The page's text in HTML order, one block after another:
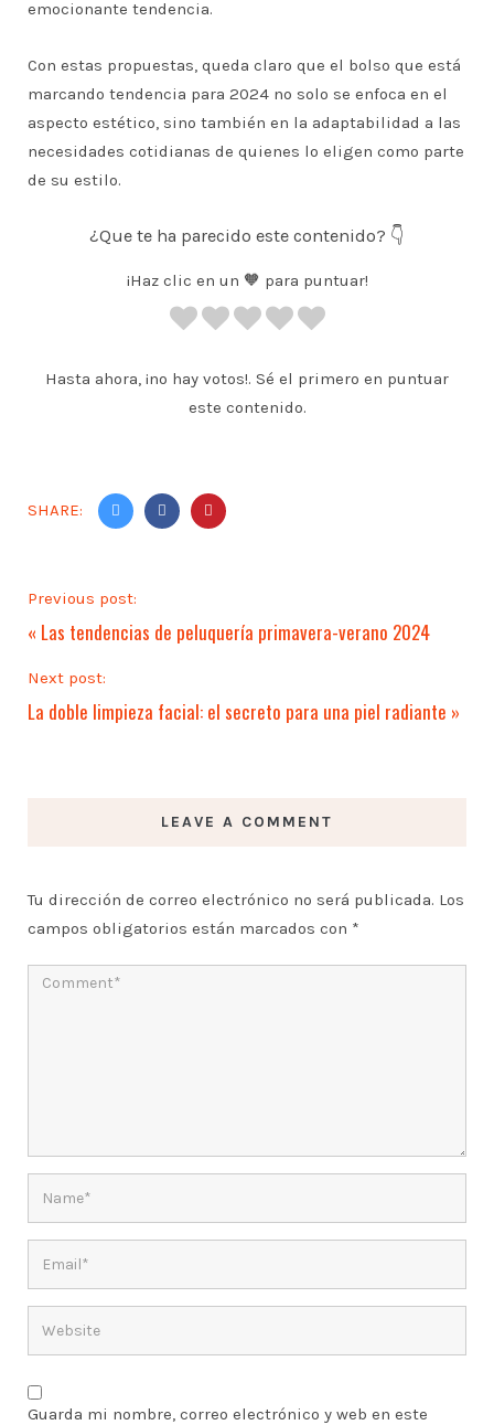
emocionante tendencia.
Con estas propuestas, queda claro que el bolso que está
marcando tendencia para 2024 no solo se enfoca en el
aspecto estético, sino también en la adaptabilidad a las
necesidades cotidianas de quienes lo eligen como parte
de su estilo.
¿Que te ha parecido este contenido? 👇
¡Haz clic en un 🧡 para puntuar!
Hasta ahora, ¡no hay votos!. Sé el primero en puntuar
este contenido.
SHARE:
Previous post:
« Las tendencias de peluquería primavera-verano 2024
Next post:
La doble limpieza facial: el secreto para una piel radiante »
LEAVE A COMMENT
Tu dirección de correo electrónico no será publicada. Los
campos obligatorios están marcados con *
Guarda mi nombre, correo electrónico y web en este